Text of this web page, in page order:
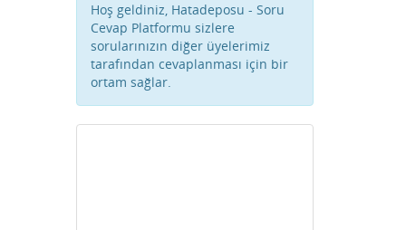
Hoş geldiniz, Hatadeposu - Soru
Cevap Platformu sizlere
sorularınızın diğer üyelerimiz
tarafından cevaplanması için bir
ortam sağlar.